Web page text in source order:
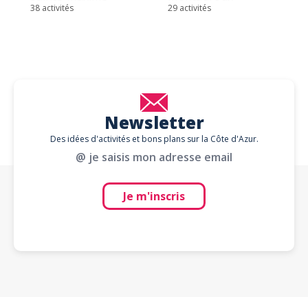
38 activités 29 activités
Newsletter
Des idées d'activités et bons plans sur la Côte d'Azur.
@ je saisis mon adresse email
Je m'inscris